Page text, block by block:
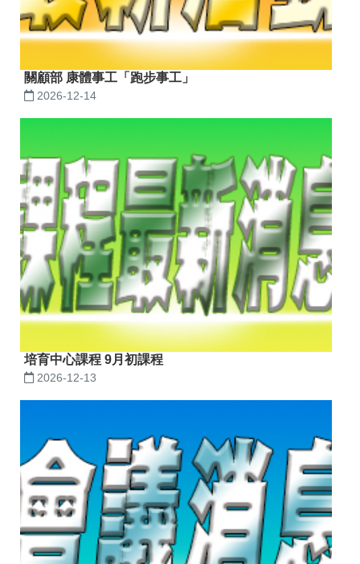
關顧部 康體事工「跑步事工」
2026-12-14
培育中心課程 9月初課程
2026-12-13